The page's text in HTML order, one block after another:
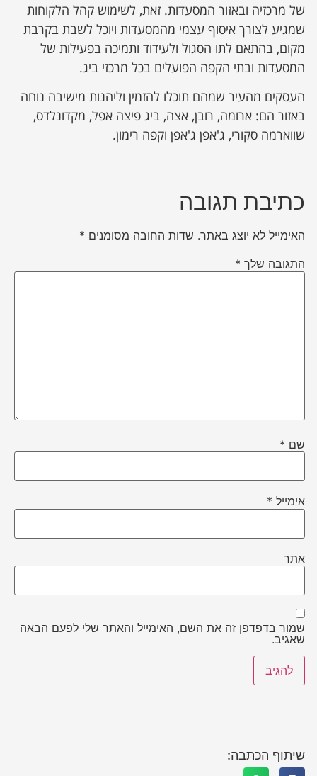
של מרכזיה ובאזור המסעדות. זאת, לשימוש קהל הלקוחות
שמגיע לצורך איסוף עצמי מהמסעדות ויוכל לשבת בקרבת
מקום, בהתאם לתו הסגול ולעידוד ותמיכה בפעילות של
המסעדות ובתי הקפה הפועלים בכל מרכזי ביג.
העסקים מהעיר שמהם תוכלו להזמין וליהנות מישיבה נוחה
באזור הם: ארומה, רובן, אצה, ביג פיצה אפל, מקדונלדס,
שווארמה סקורי, ג'אפן ג'אפן וקפה רימון.
כתיבת תגובה
האימייל לא יוצג באתר. שדות החובה מסומנים *
התגובה שלך *
שם *
אימייל *
אתר
שמור בדפדפן זה את השם, האימייל והאתר שלי לפעם הבאה
שאגיב.
שיתוף הכתבה: